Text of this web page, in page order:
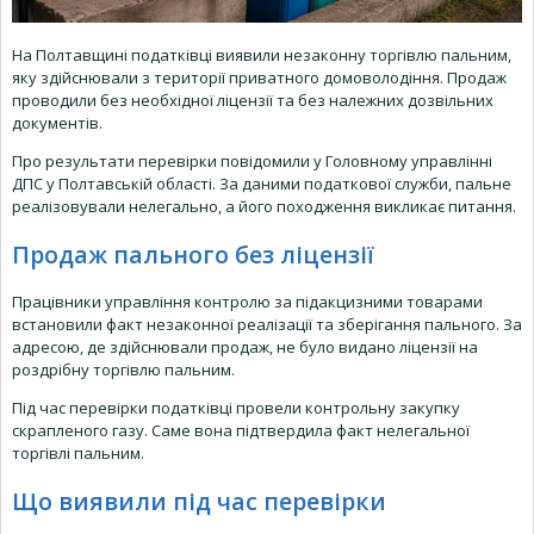
На Полтавщині податківці виявили незаконну торгівлю пальним,
яку здійснювали з території приватного домоволодіння. Продаж
проводили без необхідної ліцензії та без належних дозвільних
документів.
Про результати перевірки повідомили у Головному управлінні
ДПС у Полтавській області. За даними податкової служби, пальне
реалізовували нелегально, а його походження викликає питання.
Продаж пального без ліцензії
Працівники управління контролю за підакцизними товарами
встановили факт незаконної реалізації та зберігання пального. За
адресою, де здійснювали продаж, не було видано ліцензії на
роздрібну торгівлю пальним.
Під час перевірки податківці провели контрольну закупку
скрапленого газу. Саме вона підтвердила факт нелегальної
торгівлі пальним.
Що виявили під час перевірки